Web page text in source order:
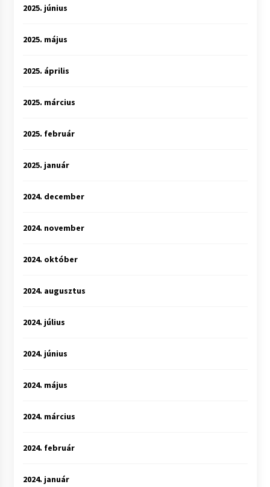
2025. június
2025. május
2025. április
2025. március
2025. február
2025. január
2024. december
2024. november
2024. október
2024. augusztus
2024. július
2024. június
2024. május
2024. március
2024. február
2024. január